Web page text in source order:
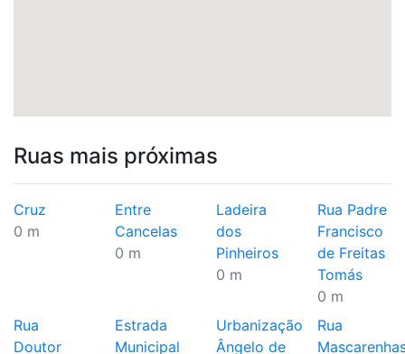
Ruas mais próximas
Cruz
0 m
Entre
Cancelas
0 m
Ladeira
dos
Pinheiros
0 m
Rua Padre
Francisco
de Freitas
Tomás
0 m
Rua
Doutor
Estrada
Municipal
Urbanização
Ângelo de
Rua